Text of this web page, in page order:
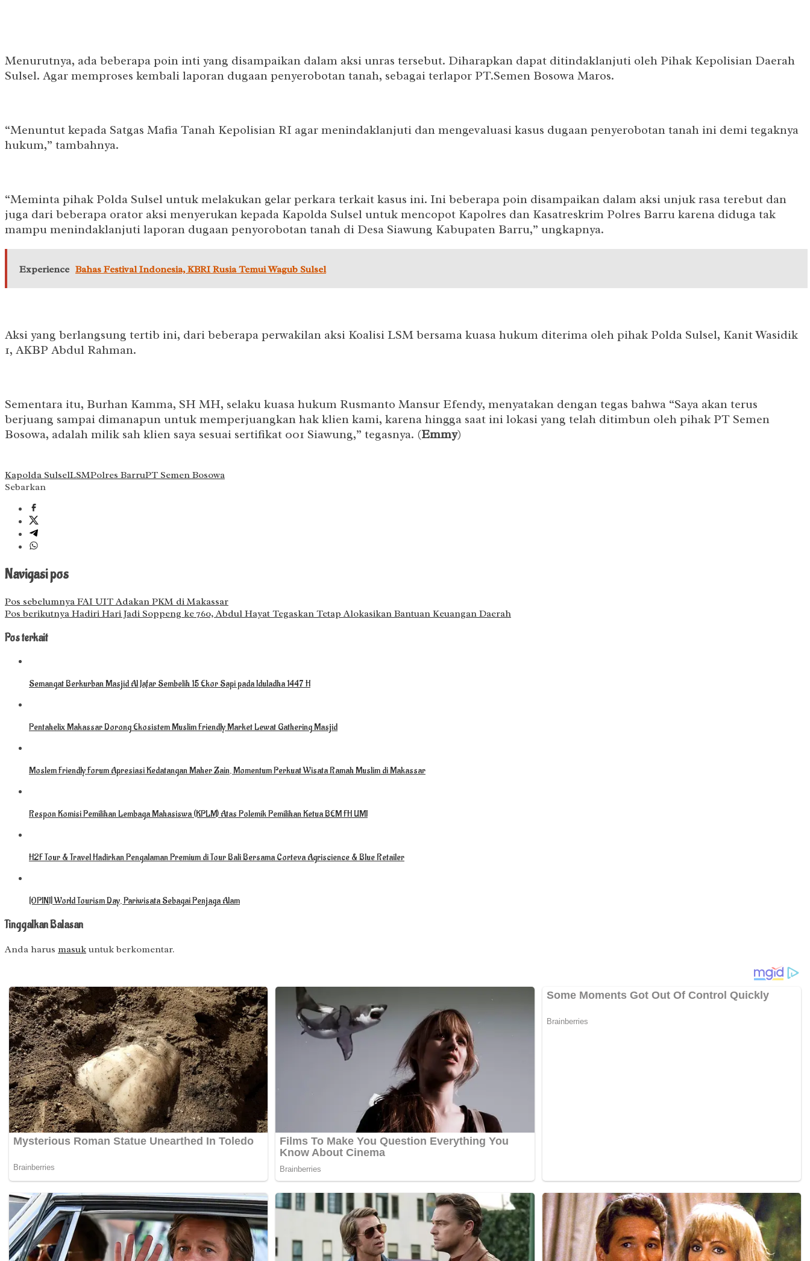
Menurutnya, ada beberapa poin inti yang disampaikan dalam aksi unras tersebut. Diharapkan dapat ditindaklanjuti oleh Pihak Kepolisian Daerah
Sulsel. Agar memproses kembali laporan dugaan penyerobotan tanah, sebagai terlapor PT.Semen Bosowa Maros.
“Menuntut kepada Satgas Mafia Tanah Kepolisian RI agar menindaklanjuti dan mengevaluasi kasus dugaan penyerobotan tanah ini demi tegaknya
hukum,” tambahnya.
“Meminta pihak Polda Sulsel untuk melakukan gelar perkara terkait kasus ini. Ini beberapa poin disampaikan dalam aksi unjuk rasa terebut dan
juga dari beberapa orator aksi menyerukan kepada Kapolda Sulsel untuk mencopot Kapolres dan Kasatreskrim Polres Barru karena diduga tak
mampu menindaklanjuti laporan dugaan penyorobotan tanah di Desa Siawung Kabupaten Barru,” ungkapnya.
Experience Bahas Festival Indonesia, KBRI Rusia Temui Wagub Sulsel
Aksi yang berlangsung tertib ini, dari beberapa perwakilan aksi Koalisi LSM bersama kuasa hukum diterima oleh pihak Polda Sulsel, Kanit Wasidik
1, AKBP Abdul Rahman.
Sementara itu, Burhan Kamma, SH MH, selaku kuasa hukum Rusmanto Mansur Efendy, menyatakan dengan tegas bahwa “Saya akan terus
berjuang sampai dimanapun untuk memperjuangkan hak klien kami, karena hingga saat ini lokasi yang telah ditimbun oleh pihak PT Semen
Bosowa, adalah milik sah klien saya sesuai sertifikat 001 Siawung,” tegasnya. (Emmy)
Kapolda SulselLSMPolres BarruPT Semen Bosowa
Sebarkan
Navigasi pos
Pos sebelumnya FAI UIT Adakan PKM di Makassar
Pos berikutnya Hadiri Hari Jadi Soppeng ke 760, Abdul Hayat Tegaskan Tetap Alokasikan Bantuan Keuangan Daerah
Pos terkait
Semangat Berkurban Masjid Al Jafar Sembelih 15 Ekor Sapi pada Iduladha 1447 H
Pentahelix Makassar Dorong Ekosistem Muslim Friendly Market Lewat Gathering Masjid
Moslem Friendly Forum Apresiasi Kedatangan Maher Zain, Momentum Perkuat Wisata Ramah Muslim di Makassar
Respon Komisi Pemilihan Lembaga Mahasiswa (KPLM) Atas Polemik Pemilihan Ketua BEM FH UMI
H2F Tour & Travel Hadirkan Pengalaman Premium di Tour Bali Bersama Corteva Agriscience & Blue Retailer
[OPINI] World Tourism Day, Pariwisata Sebagai Penjaga Alam
Tinggalkan Balasan
Anda harus masuk untuk berkomentar.